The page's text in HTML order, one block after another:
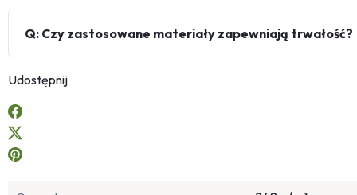
Q: Czy zastosowane materiały zapewniają trwałość?
Udostępnij